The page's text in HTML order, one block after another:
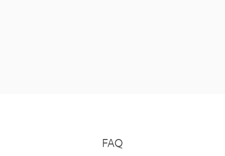
FAQ